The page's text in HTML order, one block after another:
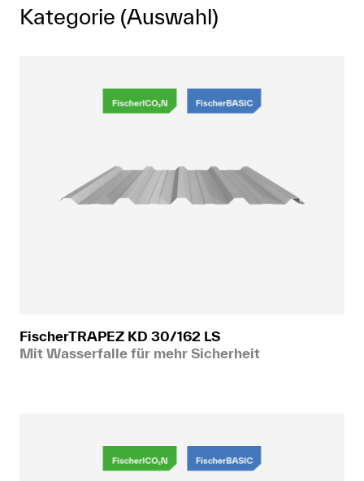
Kategorie (Auswahl)
FischerTRAPEZ KD 30/162 LS
Mit Wasserfalle für mehr Sicherheit